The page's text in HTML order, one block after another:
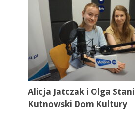
Alicja Jatczak i Olga
Kutnowski Dom Kultury